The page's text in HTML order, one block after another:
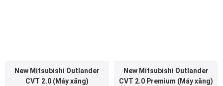
New Mitsubishi Outlander
CVT 2.0 (Máy xăng)
New Mitsubishi Outlander
CVT 2.0 Premium (Máy xăng)